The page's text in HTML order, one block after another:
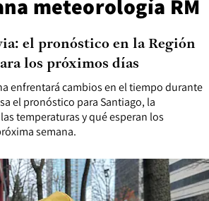
meteorología RM
enfrentará cambios en el tiempo durante
el pronóstico para Santiago, la
temperaturas y qué esperan los
semana.
el pronóstico en la Región
los próximos días